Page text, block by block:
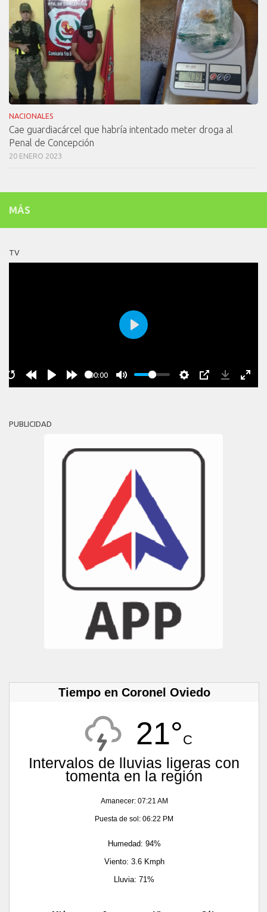
NACIONALES
Cae guardiacárcel que habría intentado meter droga al
Penal de Concepción
20 ENERO 2023
MÁS
TV
00:00
Play
PUBLICIDAD
Tiempo en Coronel Oviedo
21°C
Intervalos de lluvias ligeras con
tomenta en la región
Amanecer: 07:21 AM
Puesta de sol: 06:22 PM
Humedad: 94%
Viento: 3.6 Kmph
Lluvia: 71%